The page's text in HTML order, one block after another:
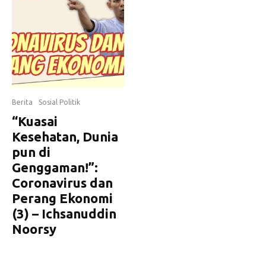
Berita Sosial Politik
“Kuasai
Kesehatan, Dunia
pun di
Genggaman!”:
Coronavirus dan
Perang Ekonomi
(3) – Ichsanuddin
Noorsy